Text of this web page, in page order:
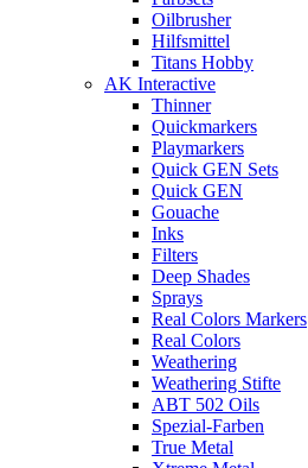
Oilbrusher
Hilfsmittel
Titans Hobby
AK Interactive
Thinner
Quickmarkers
Playmarkers
Quick GEN Sets
Quick GEN
Gouache
Inks
Filters
Deep Shades
Sprays
Real Colors Markers
Real Colors
Weathering
Weathering Stifte
ABT 502 Oils
Spezial-Farben
True Metal